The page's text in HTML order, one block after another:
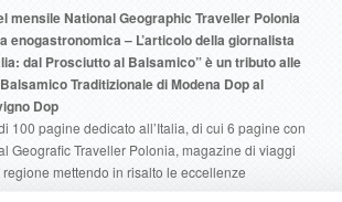
mensile National Geographic Traveller Polonia
enogastronomica – L’articolo della giornalista
dal Prosciutto al Balsamico” è un tributo alle
Traditizionale di Modena Dop al
Dop
100 pagine dedicato all’Italia, di cui 6 pagine con
Geografic Traveller Polonia, magazine di viaggi
mettendo in risalto le eccellenze